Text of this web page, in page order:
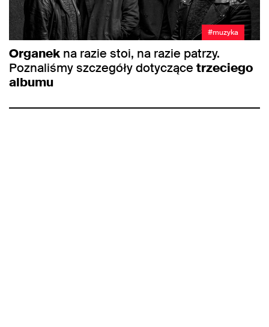
#muzyka
Organek na razie stoi, na razie patrzy.
Poznaliśmy szczegóły dotyczące trzeciego
albumu